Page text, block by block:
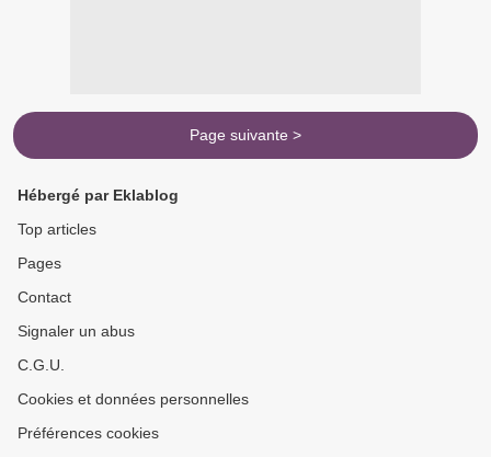
Page suivante >
Hébergé par Eklablog
Top articles
Pages
Contact
Signaler un abus
C.G.U.
Cookies et données personnelles
Préférences cookies